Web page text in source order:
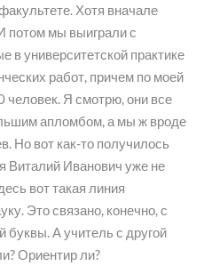
Хотя вначале
потом мы выиграли с
в университетской практике
работ, причем по моей
человек. Я смотрю, они все
апломбом, а мы ж вроде
Но вот как-то получилось
Виталий Иванович уже не
вот такая линия
Это связано, конечно, с
А учитель с другой
Ориентир ли?